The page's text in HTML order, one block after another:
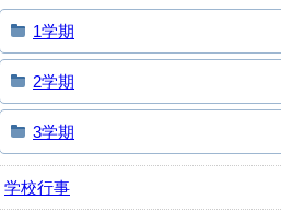
1学期
2学期
3学期
学校行事